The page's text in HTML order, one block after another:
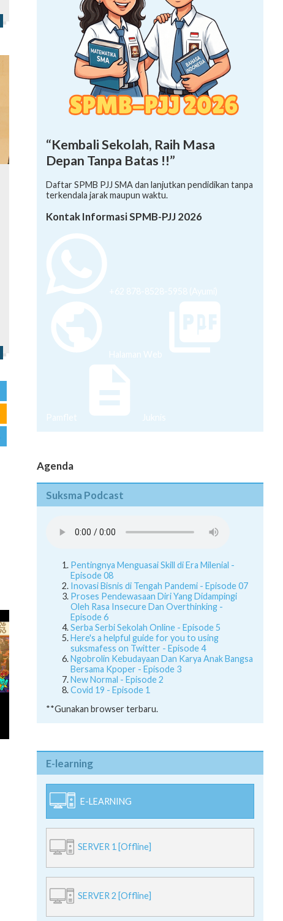
“Kembali Sekolah, Raih Masa
Depan Tanpa Batas !!”
Daftar SPMB PJJ SMA dan lanjutkan pendidikan tanpa
terkendala jarak maupun waktu.
Kontak Informasi SPMB-PJJ 2026
+62 878-8528-5958 (Ayumi)
Halaman Web
Pamflet Juknis
Agenda
Suksma Podcast
Pentingnya Menguasai Skill di Era Milenial -
Episode 08
Inovasi Bisnis di Tengah Pandemi - Episode 07
Proses Pendewasaan Diri Yang Didampingi
Oleh Rasa Insecure Dan Overthinking -
Episode 6
Serba Serbi Sekolah Online - Episode 5
Here's a helpful guide for you to using
suksmafess on Twitter - Episode 4
Ngobrolin Kebudayaan Dan Karya Anak Bangsa
Bersama Kpoper - Episode 3
New Normal - Episode 2
Covid 19 - Episode 1
**Gunakan browser terbaru.
E-learning
E-LEARNING
SERVER 1 [Offline]
SERVER 2 [Offline]